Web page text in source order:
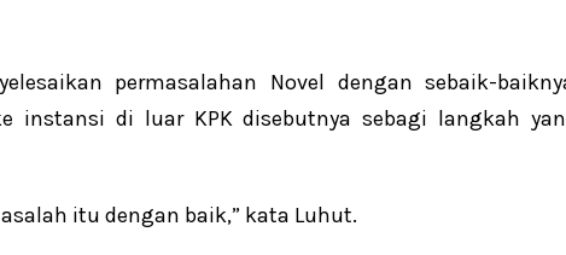
permasalahan Novel dengan sebaik-
instansi di luar KPK disebutnya sebagi langkah
itu dengan baik,” kata Luhut.